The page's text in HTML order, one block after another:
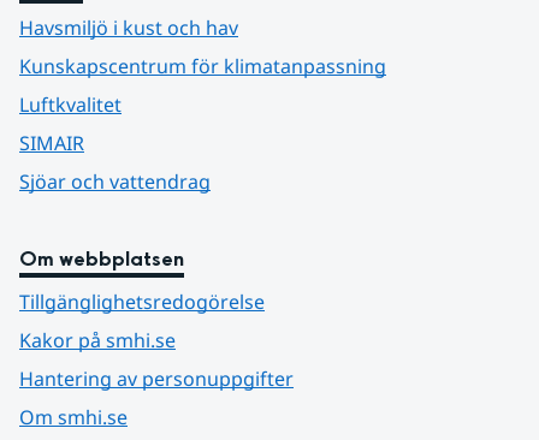
Havsmiljö i kust och hav
Kunskapscentrum för klimatanpassning
Luftkvalitet
SIMAIR
Sjöar och vattendrag
Om webbplatsen
Tillgänglighetsredogörelse
Kakor på smhi.se
Hantering av personuppgifter
Om smhi.se